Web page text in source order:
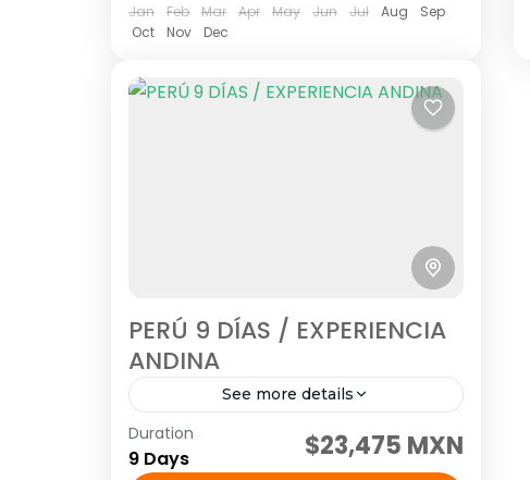
Jan Feb Mar Apr May Jun Jul Aug
Sep
Oct
Nov Dec
PERÚ 9 DÍAS / EXPERIENCIA
ANDINA
See more details
Visitando: Lima, Cusco, Valle Sagrado,
Machu Picchu y Puno Salidas: Diarias
Duration
9 Days $23,475 MXN